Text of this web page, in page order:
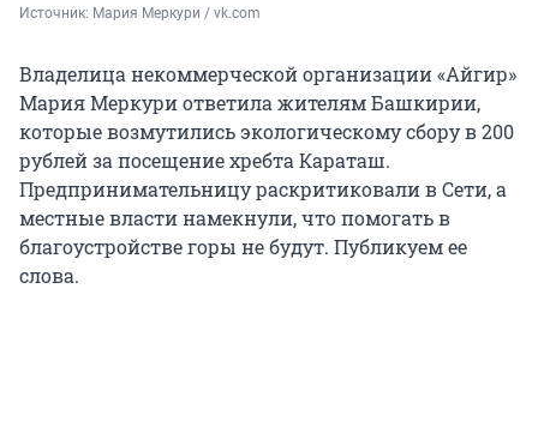
Источник: Мария Меркури / vk.com
Владелица некоммерческой организации «Айгир»
Мария Меркури ответила жителям Башкирии,
которые возмутились экологическому сбору в 200
рублей за посещение хребта Караташ.
Предпринимательницу раскритиковали в Сети, а
местные власти намекнули, что помогать в
благоустройстве горы не будут. Публикуем ее
слова.